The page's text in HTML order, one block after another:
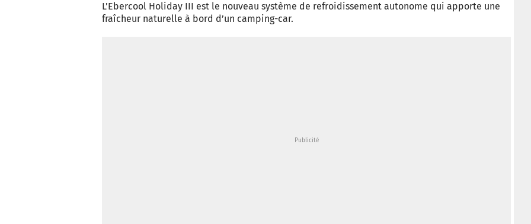
L’Ebercool Holiday III est le nouveau système de refroidissement autonome qui apporte une
fraîcheur naturelle à bord d’un camping-car.